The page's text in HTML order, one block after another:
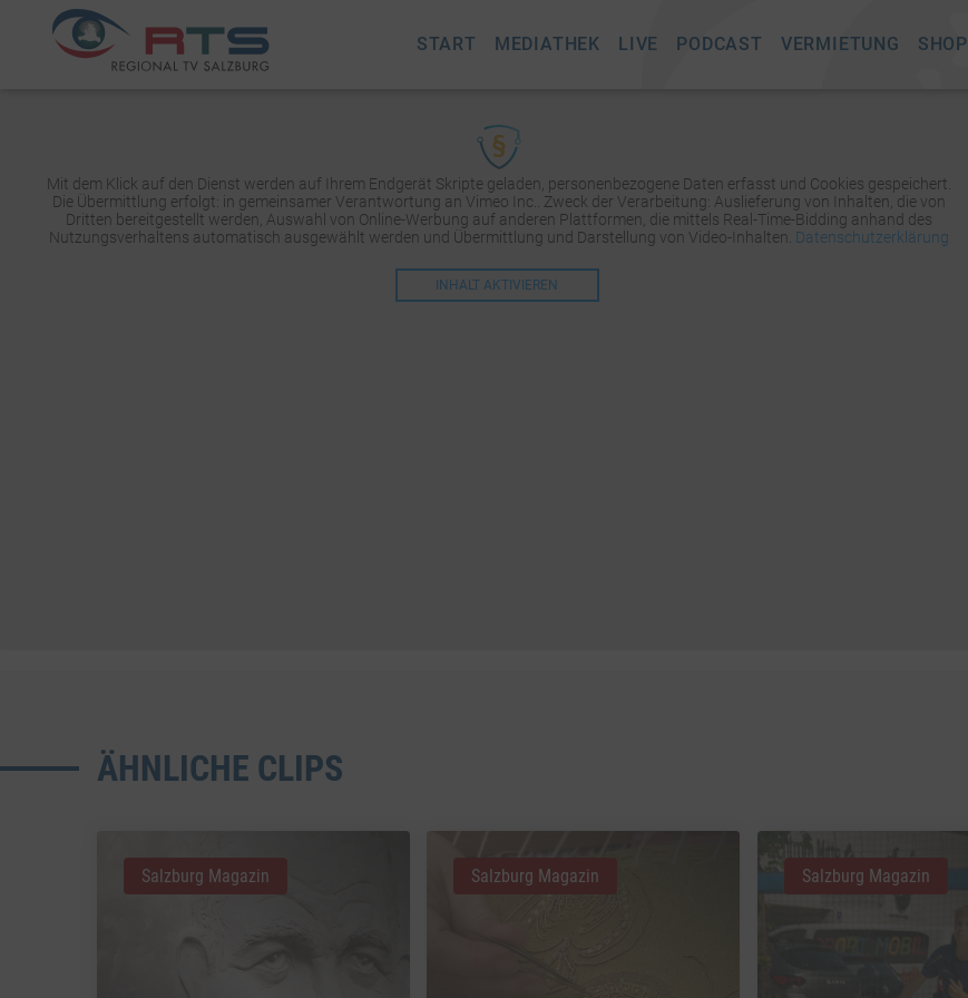
START MEDIATHEK LIVE PODCAST VERMIETUNG SHOP
Mit dem Klick auf den Dienst werden auf Ihrem Endgerät Skripte geladen, personenbezogene Daten erfasst und Cookies gespeichert.
Die Übermittlung erfolgt: in gemeinsamer Verantwortung an Vimeo Inc.. Zweck der Verarbeitung: Auslieferung von Inhalten, die von
Dritten bereitgestellt werden, Auswahl von Online-Werbung auf anderen Plattformen, die mittels Real-Time-Bidding anhand des
Nutzungsverhaltens automatisch ausgewählt werden und Übermittlung und Darstellung von Video-Inhalten. Datenschutzerklärung
INHALT AKTIVIEREN
ÄHNLICHE CLIPS
Salzburg Magazin Salzburg Magazin Salzburg Magazin